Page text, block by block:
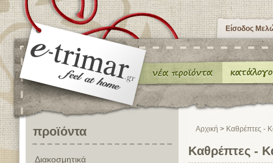
Είσοδος
προϊόντα
Διακοσμητικά
Αρχική > Καθρέπτες -
Καθρέπτες -